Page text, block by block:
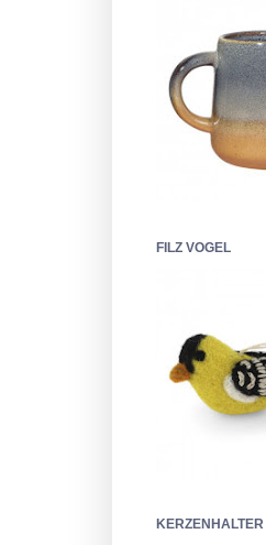
FILZ VOGEL
KERZENHALTER